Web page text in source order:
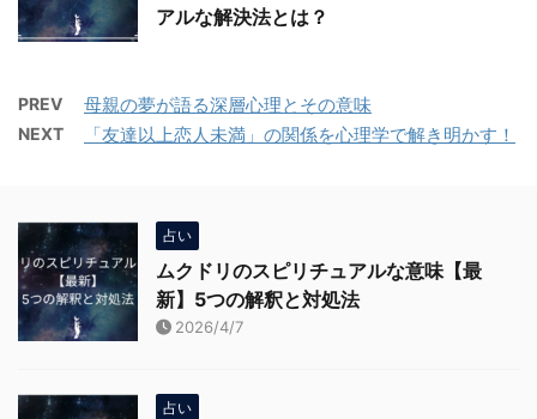
アルな解決法とは？
PREV 母親の夢が語る深層心理とその意味
NEXT 「友達以上恋人未満」の関係を心理学で解き明かす！
占い
ムクドリのスピリチュアルな意味【最
新】5つの解釈と対処法
2026/4/7
占い